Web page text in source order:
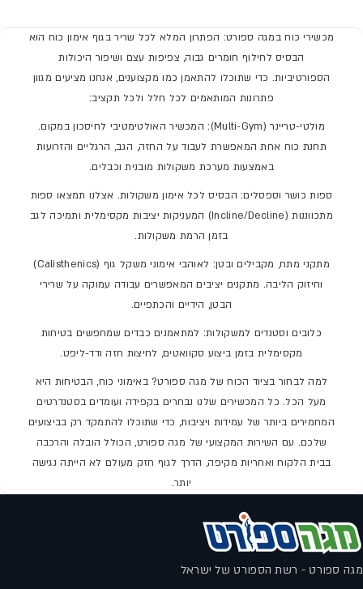
מכשירי כוח במגה ספורט: הפתרון המלא לכל שריר בגוף אימון כוח הוא
הבסיס לחילוף חומרים גבוה, צפיפות עצם ושיפור היכולות
הספורטיביות. כדי שתוכלו להתאמן כמו מקצוענים, אנחנו מציעים מגוון
פתרונות המותאמים לכל חלל ולכל תקציב:
מולטי-טריינר (Multi-Gym): המכשיר האולטימטיבי לחיסכון במקום.
תחנת כוח אחת המאפשרת לעבוד על החזה, הגב, הרגליים והזרועות
באמצעות מערכת משקולות מובנית וכבלים.
ספות כושר וספסלים: הבסיס לכל אימון משקולות. אצלנו תמצאו ספות
מתכווננות (Incline/Decline) המעניקות יציבות מקסימלית ותמיכה לגב
בזמן הרמת משקולות.
מתקני מתח, מקבילים ובטן: לאוהבי אימוני משקל גוף (Calisthenics)
וחיזוק הליבה. מתקנים יציבים המאפשרים עבודה עמוקה על שרירי
הבטן, הידיים והכתפיים.
כלובים וסטנדים למשקולות: למתאמנים כבדים שמחפשים בטיחות
מקסימלית בזמן ביצוע סקוואטים, לחיצות חזה ודד-ליפט.
למה לבחור בציוד הכוח של מגה ספורט? באימוני כוח, הבטיחות היא
מעל הכל. כל המכשירים שלנו נבחרים בקפידה ועומדים בסטנדרטים
המחמירים ביותר של עמידות ויציבות, כדי שתוכלו להתמקד רק בביצועים
שלכם. עם השירות המקצועי של מגה ספורט, הכולל הובלה והרכבה
בבית הלקוח ואחריות מקיפה, הדרך לגוף חזק מעולם לא הייתה נגישה
יותר.
מגה ספורט - רשת הספורט של ישראל